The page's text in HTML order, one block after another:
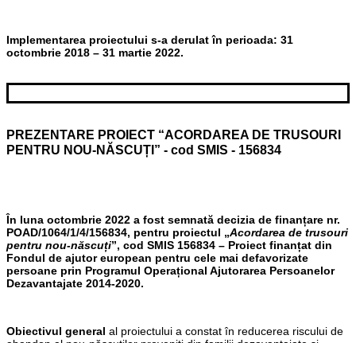
Implementarea proiectului s-a derulat în perioada: 31
octombrie 2018 – 31 martie 2022.
PREZENTARE PROIECT “ACORDAREA DE TRUSOURI
PENTRU NOU-NĂSCUȚI” - cod SMIS - 156834
În luna octombrie 2022 a fost semnată decizia de finanțare nr.
POAD/1064/1/4/156834, pentru proiectul „Acordarea de trusouri
pentru nou-născuți”, cod SMIS 156834 – Proiect finanțat din
Fondul de ajutor european pentru cele mai defavorizate
persoane prin Programul Operațional Ajutorarea Persoanelor
Dezavantajate 2014-2020.
Obiectivul general al proiectului a constat în reducerea riscului de